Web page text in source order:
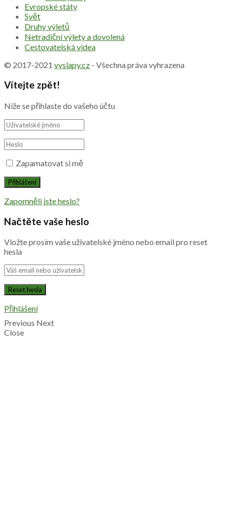
Evropské státy
Svět
Druhy výletů
Netradiční výlety a dovolená
Cestovatelská videa
© 2017-2021 vyslapy.cz - Všechna práva vyhrazena
Vítejte zpět!
Níže se přihlaste do vašeho účtu
Zapamatovat si mě
Zapomněli jste heslo?
Načtěte vaše heslo
Vložte prosím vaše uživatelské jméno nebo email pro reset
hesla
Přihlášení
Previous Next
Close